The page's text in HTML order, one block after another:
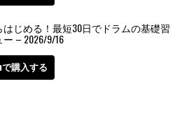
はじめる！最短30日でドラムの基礎習
– 2026/9/16
で購入する